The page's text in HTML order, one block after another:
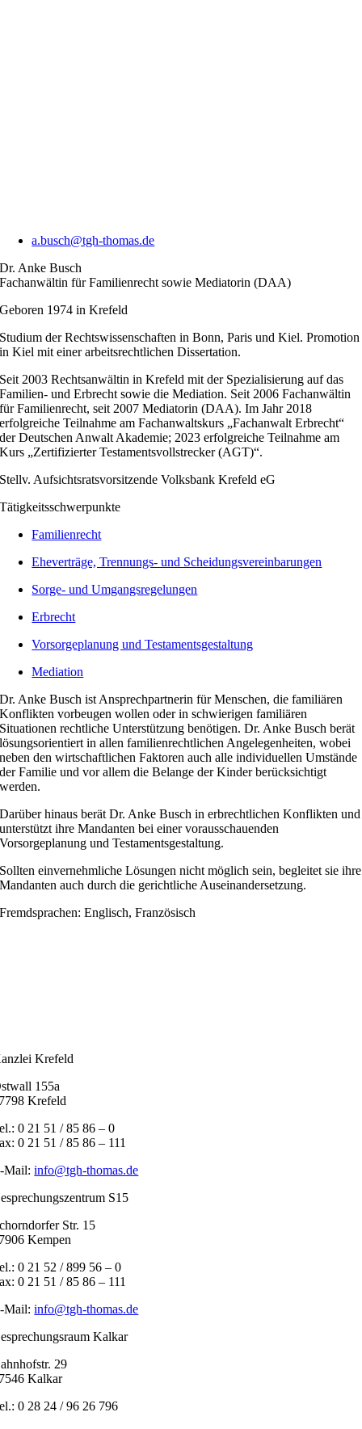
a.busch@tgh-thomas.de
Dr. Anke Busch
Fachanwältin für Familienrecht sowie Mediatorin (DAA)
Geboren 1974 in Krefeld
Studium der Rechtswissenschaften in Bonn, Paris und Kiel. Promotion
in Kiel mit einer arbeitsrechtlichen Dissertation.
Seit 2003 Rechtsanwältin in Krefeld mit der Spezialisierung auf das
Familien- und Erbrecht sowie die Mediation. Seit 2006 Fachanwältin
für Familienrecht, seit 2007 Mediatorin (DAA). Im Jahr 2018
erfolgreiche Teilnahme am Fachanwaltskurs „Fachanwalt Erbrecht“
der Deutschen Anwalt Akademie; 2023 erfolgreiche Teilnahme am
Kurs „Zertifizierter Testamentsvollstrecker (AGT)“.
Stellv. Aufsichtsratsvorsitzende Volksbank Krefeld eG
Tätigkeitsschwerpunkte
Familienrecht
Eheverträge, Trennungs- und Scheidungsvereinbarungen
Sorge- und Umgangsregelungen
Erbrecht
Vorsorgeplanung und Testamentsgestaltung
Mediation
Dr. Anke Busch ist Ansprechpartnerin für Menschen, die familiären
Konflikten vorbeugen wollen oder in schwierigen familiären
Situationen rechtliche Unterstützung benötigen. Dr. Anke Busch berät
lösungsorientiert in allen familienrechtlichen Angelegenheiten, wobei
neben den wirtschaftlichen Faktoren auch alle individuellen Umstände
der Familie und vor allem die Belange der Kinder berücksichtigt
werden.
Darüber hinaus berät Dr. Anke Busch in erbrechtlichen Konflikten und
unterstützt ihre Mandanten bei einer vorausschauenden
Vorsorgeplanung und Testamentsgestaltung.
Sollten einvernehmliche Lösungen nicht möglich sein, begleitet sie ihre
Mandanten auch durch die gerichtliche Auseinandersetzung.
Fremdsprachen: Englisch, Französisch
Krefeld
155a
Krefeld
0 21 51 / 85 86 – 0
0 21 51 / 85 86 – 111
Mail:info@tgh-thomas.de
S15
Str. 15
Kempen
0 21 52 / 899 56 – 0
0 21 51 / 85 86 – 111
Mail:info@tgh-thomas.de
Kalkar
29
Kalkar
0 28 24 / 96 26 796